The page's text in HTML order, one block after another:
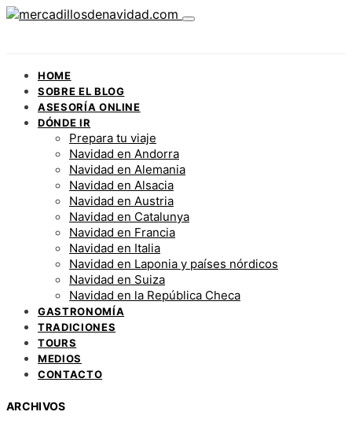
HOME
SOBRE EL BLOG
ASESORÍA ONLINE
DÓNDE IR
Prepara tu viaje
Navidad en Andorra
Navidad en Alemania
Navidad en Alsacia
Navidad en Austria
Navidad en Catalunya
Navidad en Francia
Navidad en Italia
Navidad en Laponia y países nórdicos
Navidad en Suiza
Navidad en la República Checa
GASTRONOMÍA
TRADICIONES
TOURS
MEDIOS
CONTACTO
ARCHIVOS